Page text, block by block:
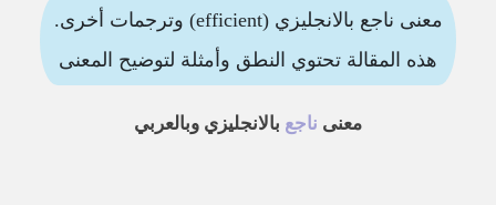
معنى ناجع بالانجليزي (efficient) وترجمات أخرى.
هذه المقالة تحتوي النطق وأمثلة لتوضيح المعنى
معنى ناجع بالانجليزي وبالعربي